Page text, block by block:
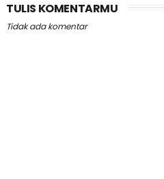
TULIS KOMENTARMU
Tidak ada komentar